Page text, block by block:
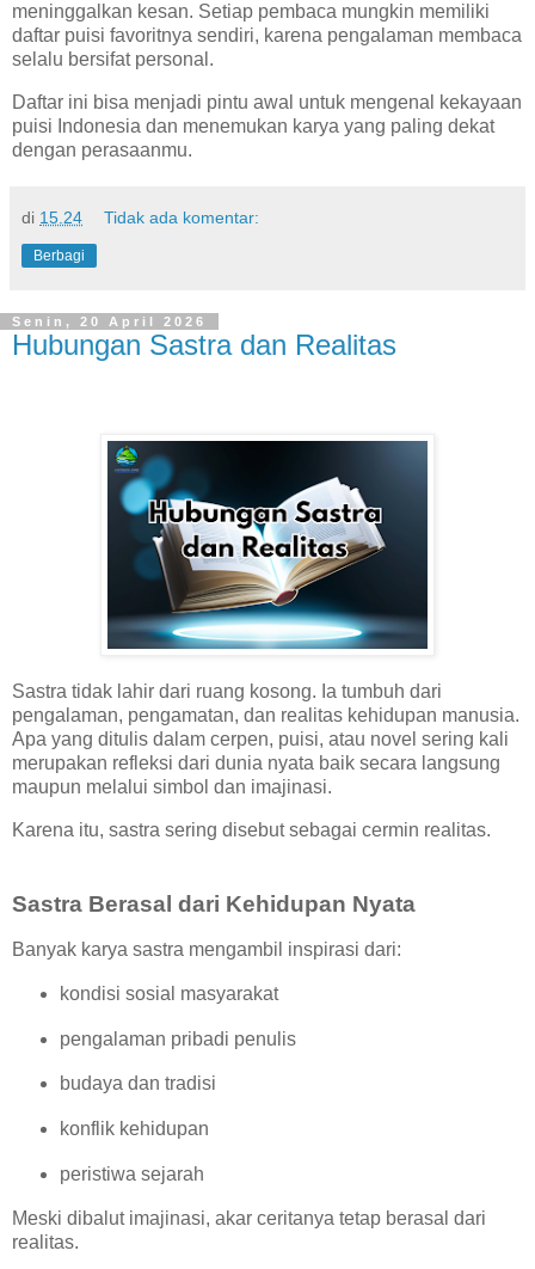
meninggalkan kesan. Setiap pembaca mungkin memiliki
daftar puisi favoritnya sendiri, karena pengalaman membaca
selalu bersifat personal.
Daftar ini bisa menjadi pintu awal untuk mengenal kekayaan
puisi Indonesia dan menemukan karya yang paling dekat
dengan perasaanmu.
di 15.24 Tidak ada komentar:
Berbagi
Senin, 20 April 2026
Hubungan Sastra dan Realitas
Sastra tidak lahir dari ruang kosong. Ia tumbuh dari
pengalaman, pengamatan, dan realitas kehidupan manusia.
Apa yang ditulis dalam cerpen, puisi, atau novel sering kali
merupakan refleksi dari dunia nyata baik secara langsung
maupun melalui simbol dan imajinasi.
Karena itu, sastra sering disebut sebagai cermin realitas.
Sastra Berasal dari Kehidupan Nyata
Banyak karya sastra mengambil inspirasi dari:
kondisi sosial masyarakat
pengalaman pribadi penulis
budaya dan tradisi
konflik kehidupan
peristiwa sejarah
Meski dibalut imajinasi, akar ceritanya tetap berasal dari
realitas.